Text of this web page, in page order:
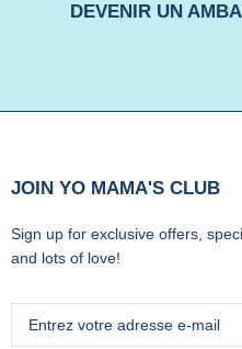
DEVENIR UN
JOIN YO MAMA'S CLUB
Sign up for exclusive offers,
and lots of love!